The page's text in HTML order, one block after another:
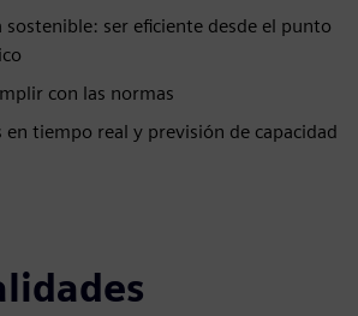
ser eficiente desde el punto
con las normas
en tiempo real y previsión de capacidad